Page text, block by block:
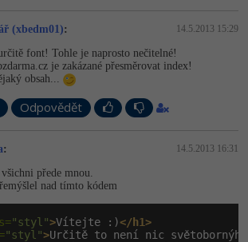
(xbedm01): 14.5.2013 15:29
font! Tohle je naprosto nečitelné!
je zakázané přesměrovat index!
obsah...
Odpovědět
: 14.5.2013 16:31
přede mnou.
nad tímto kódem
"styl">Vítejte :)</h1>
"styl">Určitě to není nic